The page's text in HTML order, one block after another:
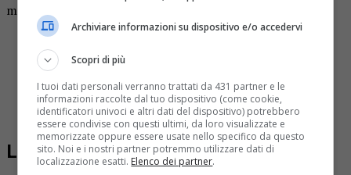
messaggio su Facebook diretto ai tanti amici preoccupati:
“Ciao a tutti, mi state cercando in tanti ma non riesco a
rispondere a tutti. Sto bene, sto meglio! Dovrò solo stare
un bel po’ di tempo a riposo forzato. Grazie a tutti per la
vicinanza e scusate la preoccupazione: tranquilli, tornerò
presto”
L’incidente
Archiviare informazioni su dispositivo e/o accedervi
Scopri di più
I tuoi dati personali verranno trattati da 431 partner e le
informazioni raccolte dal tuo dispositivo (come cookie,
identificatori univoci e altri dati del dispositivo) potrebbero
essere condivise con questi ultimi, da loro visualizzate e
memorizzate oppure essere usate nello specifico da questo
sito. Noi e i nostri partner potremmo utilizzare dati di
localizzazione esatti. Elenco dei partner.